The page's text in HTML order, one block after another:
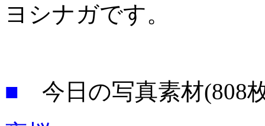
ヨシナガです。
■ 今日の写真素材(808